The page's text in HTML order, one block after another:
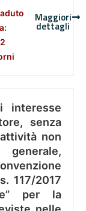
Maggiori
dettagli
interesse
senza
non
117/2017
per la